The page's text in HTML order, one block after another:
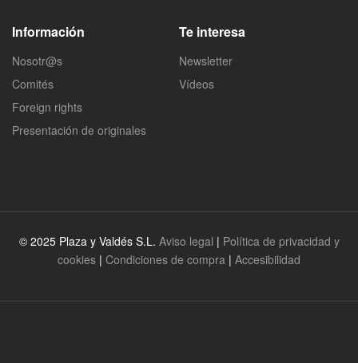
Información
Nosotr@s
Comités
Foreign rights
Presentación de originales
Te interesa
Newsletter
Vídeos
© 2025 Plaza y Valdés S.L. Aviso legal | Política de privacidad y
cookies | Condiciones de compra | Accesibilidad